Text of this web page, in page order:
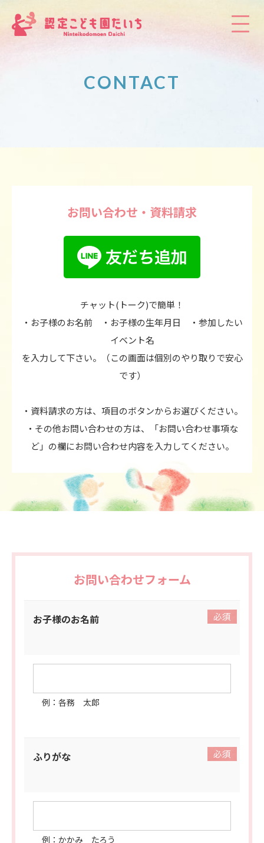
CONTACT
お問い合わせ・資料請求
チャット(トーク)で簡単！
・お子様のお名前 ・お子様の生年月日 ・参加したい
イベント名
を入力して下さい。（この画面は個別のやり取りで安心
です）
・資料請求の方は、項目のボタンからお選びください。
・その他お問い合わせの方は、「お問い合わせ事項な
ど」の欄にお問い合わせ内容を入力してください。
お問い合わせフォーム
お子様のお名前
例：各務 太郎
ふりがな
例：かかみ たろう